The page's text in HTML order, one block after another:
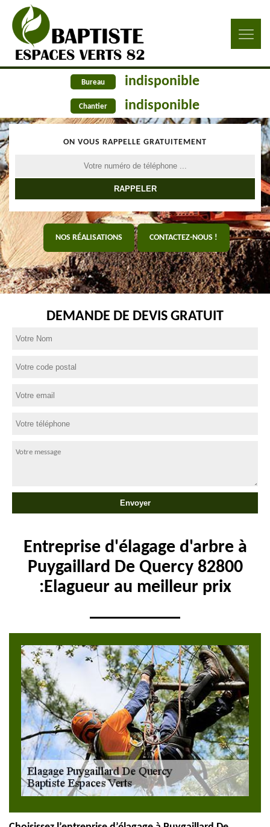
Bureau indisponible
Chantier indisponible
ON VOUS RAPPELLE GRATUITEMENT
NOS RÉALISATIONS CONTACTEZ-NOUS !
DEMANDE DE DEVIS GRATUIT
Entreprise d'élagage d'arbre à
Puygaillard De Quercy 82800
:Elagueur au meilleur prix